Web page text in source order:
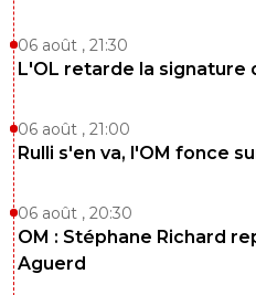
06 août , 21:30
L'OL retarde la signature
06 août , 21:00
Rulli s'en va, l'OM fonce
06 août , 20:30
OM : Stéphane Richard
Aguerd